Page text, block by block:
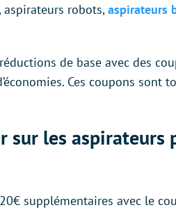
aspirateurs robots,aspirateurs
de base avec des
Ces coupons sont
sur les aspirateurs
supplémentaires avec le